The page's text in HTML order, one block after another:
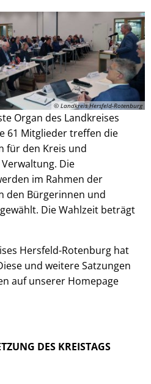
Julian Schaepertoens, © www.js-media.online
© Landkreis Hersfeld-Rotenburg
Organ des Landkreises
61 Mitglieder treffen die
für den Kreis und
Die
im Rahmen der
den Bürgerinnen und
Die Wahlzeit beträgt
Hersfeld-Rotenburg hat
und weitere Satzungen
auf unserer Homepage
DES KREISTAGS